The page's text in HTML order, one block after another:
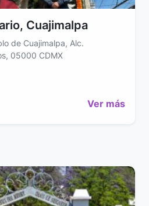
Cuajimalpa
de Cuajimalpa, Alc.
05000 CDMX
Ver más